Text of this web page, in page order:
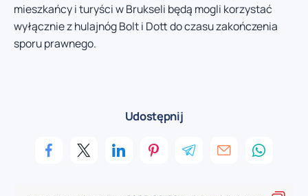
mieszkańcy i turyści w Brukseli będą mogli korzystać
wyłącznie z hulajnóg Bolt i Dott do czasu zakończenia
sporu prawnego.
Udostępnij